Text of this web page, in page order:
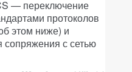
— переключение
протоколов
этом ниже) и
с сетью